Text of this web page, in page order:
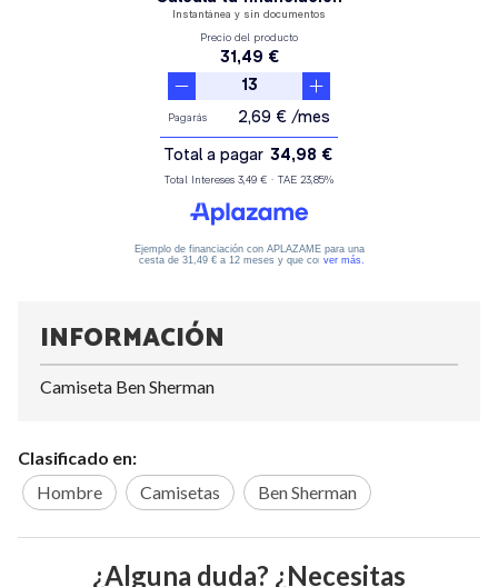
INFORMACIÓN
Camiseta Ben Sherman
Clasificado en:
Hombre
Camisetas Ben Sherman
¿Alguna duda? ¿Necesitas